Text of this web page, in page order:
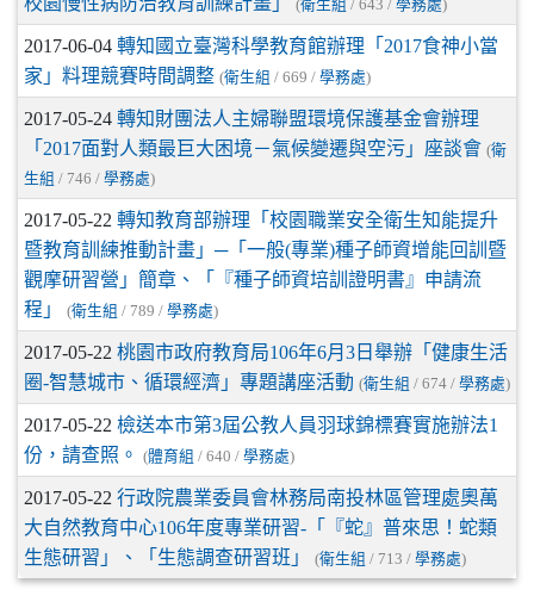
(衛生組 / 643 / 學務處)
2017-06-04 轉知國立臺灣科學教育館辦理「2017食神小當
家」料理競賽時間調整 (衛生組 / 669 / 學務處)
2017-05-24 轉知財團法人主婦聯盟環境保護基金會辦理
「2017面對人類最巨大困境－氣候變遷與空污」座談會 (衛
生組 / 746 / 學務處)
2017-05-22 轉知教育部辦理「校園職業安全衛生知能提升
暨教育訓練推動計畫」─「一般(專業)種子師資增能回訓暨
觀摩研習營」簡章、「『種子師資培訓證明書』申請流
程」
(衛生組 / 789 / 學務處)
2017-05-22 桃園市政府教育局106年6月3日舉辦「健康生活
圈-智慧城市、循環經濟」專題講座活動 (衛生組 / 674 / 學務處)
2017-05-22 檢送本市第3屆公教人員羽球錦標賽實施辦法1
份，請查照。
(體育組 / 640 / 學務處)
2017-05-22 行政院農業委員會林務局南投林區管理處奧萬
大自然教育中心106年度專業研習-「『蛇』普來思！蛇類
生態研習」、「生態調查研習班」
(衛生組 / 713 / 學務處)